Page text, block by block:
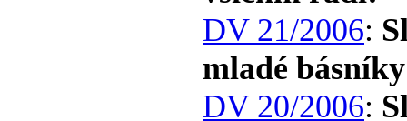
DV 21/2006:
mladé
DV 20/2006: